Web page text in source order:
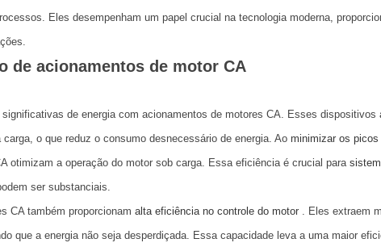
Eles desempenham um papel crucial na tecnologia moderna,
de acionamentos de motor CA
de energia com acionamentos de motores CA. Esses dispositivos
o que reduz o consumo desnecessário de energia. Ao minimizar os picos
otimizam a operação do motor sob carga. Essa eficiência é crucial para
ser substanciais.
CA também proporcionam alta eficiência no controle do motor
. Eles extraem
que a energia não seja desperdiçada. Essa capacidade leva a uma maior